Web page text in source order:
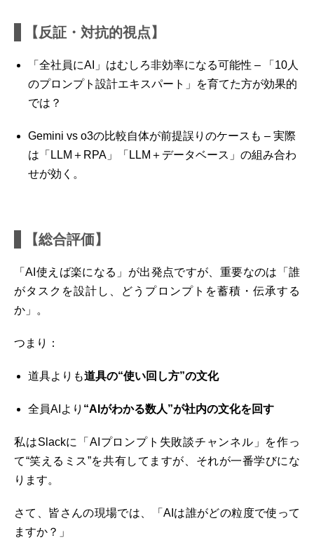
【反証・対抗的視点】
「全社員にAI」はむしろ非効率になる可能性 – 「10人
のプロンプト設計エキスパート」を育てた方が効果的
では？
Gemini vs o3の比較自体が前提誤りのケースも – 実際
は「LLM＋RPA」「LLM＋データベース」の組み合わ
せが効く。
【総合評価】
「AI使えば楽になる」が出発点ですが、重要なのは「誰
がタスクを設計し、どうプロンプトを蓄積・伝承する
か」。
つまり：
道具よりも道具の“使い回し方”の文化
全員AIより “AIがわかる数人”が社内の文化を回す
私はSlackに「AIプロンプト失敗談チャンネル」を作っ
て“笑えるミス”を共有してますが、それが一番学びにな
ります。
さて、皆さんの現場では、「AIは誰がどの粒度で使って
ますか？」